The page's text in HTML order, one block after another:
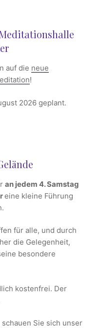
auf die neue
!
2026 geplant.
an jedem 4. Samstag
eine kleine Führung
für alle, und durch
die Gelegenheit,
besondere
kostenfrei. Der
Sie sich unser